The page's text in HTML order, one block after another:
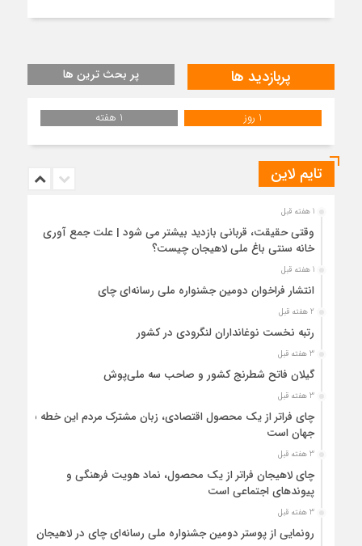
پربازدید ها پر بحث ترین ها
1 روز 1 هفته
تایم لاین
1 هفته قبل
وقتی حقیقت، قربانی بازدید بیشتر می شود | علت جمع آوری
خانه سنتی باغ ملی لاهیجان چیست؟
1 هفته قبل
انتشار فراخوان دومین جشنواره ملی رسانه‌ای چای
2 هفته قبل
رتبه نخست نوغانداران لنگرودی در کشور
3 هفته قبل
گیلان فاتح شطرنج کشور و صاحب سه ملی‌پوش
3 هفته قبل
چای فراتر از یک محصول اقتصادی، زبان مشترک مردم این خطه با
جهان است
3 هفته قبل
چای لاهیجان فراتر از یک محصول، نماد هویت فرهنگی و
پیوندهای اجتماعی است
3 هفته قبل
رونمایی از پوستر دومین جشنواره ملی رسانه‌ای چای در لاهیجان